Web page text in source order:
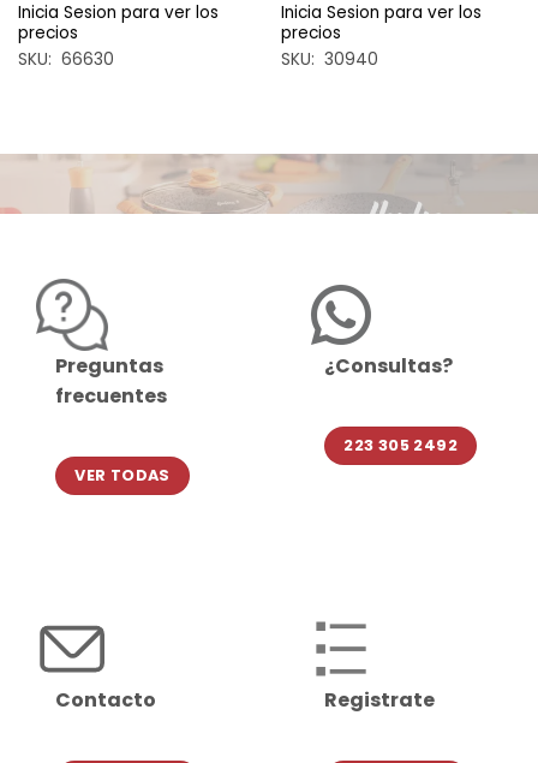
Inicia Sesion para ver los
precios
SKU: 66630
Inicia Sesion para ver los
precios
SKU: 30940
Preguntas
frecuentes
VER TODAS
¿Consultas?
223 305 2492
Contacto Registrate